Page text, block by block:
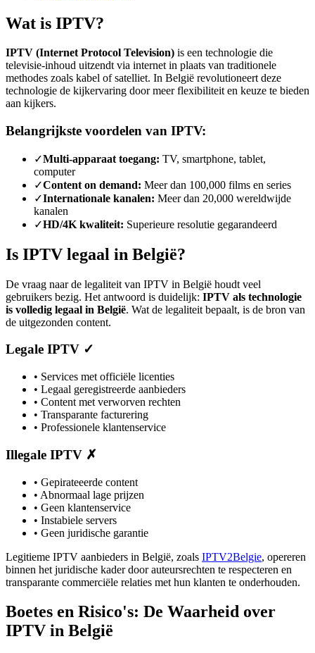
Wat is IPTV?
IPTV (Internet Protocol Television) is een technologie die
televisie-inhoud uitzendt via internet in plaats van traditionele
methodes zoals kabel of satelliet. In België revolutioneert deze
technologie de kijkervaring door meer flexibiliteit en keuze te bieden
aan kijkers.
Belangrijkste voordelen van IPTV:
✓Multi-apparaat toegang: TV, smartphone, tablet,
computer
✓Content on demand: Meer dan 100,000 films en series
✓Internationale kanalen: Meer dan 20,000 wereldwijde
kanalen
✓HD/4K kwaliteit: Superieure resolutie gegarandeerd
Is IPTV legaal in België?
De vraag naar de legaliteit van IPTV in België houdt veel
gebruikers bezig. Het antwoord is duidelijk: IPTV als technologie
is volledig legaal in België. Wat de legaliteit bepaalt, is de bron van
de uitgezonden content.
Legale IPTV ✓
• Services met officiële licenties
• Legaal geregistreerde aanbieders
• Content met verworven rechten
• Transparante facturering
• Professionele klantenservice
Illegale IPTV ✗
• Gepirateeerde content
• Abnormaal lage prijzen
• Geen klantenservice
• Instabiele servers
• Geen juridische garantie
Legitieme IPTV aanbieders in België, zoals IPTV2Belgie, opereren
binnen het juridische kader door auteursrechten te respecteren en
transparante commerciële relaties met hun klanten te onderhouden.
Boetes en Risico's: De Waarheid over
IPTV in België